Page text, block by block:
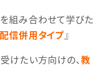
組み合わせて学びた
信併用タイプ』
けたい方向けの、教